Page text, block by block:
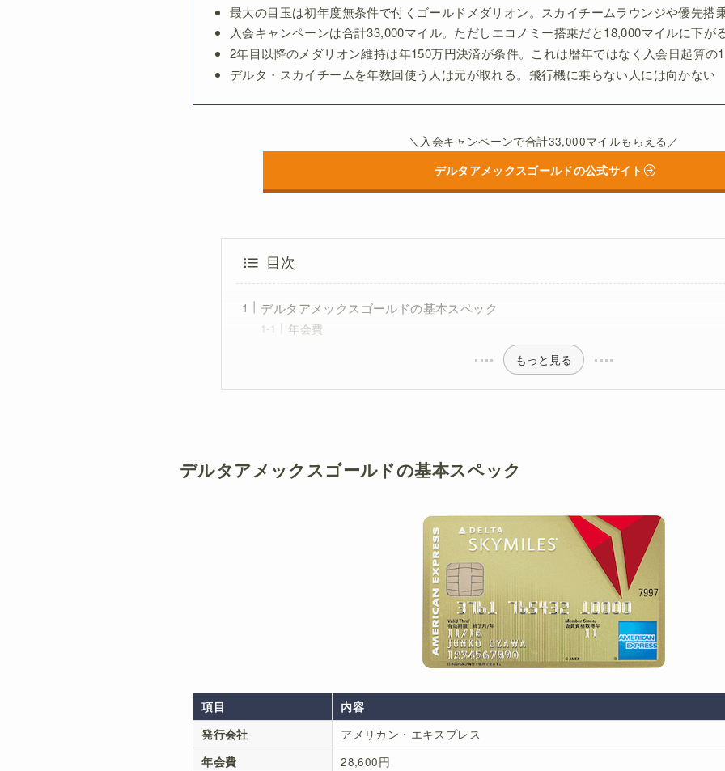
最大の目玉は初年度無条件で付くゴールドメダリオン。スカイチームラウンジや優先搭
入会キャンペーンは合計33,000マイル。ただしエコノミー搭乗だと18,000マイルに下が
2年目以降のメダリオン維持は年150万円決済が条件。これは暦年ではなく入会日起算の
デルタ・スカイチームを年数回使う人は元が取れる。飛行機に乗らない人には向かない
＼入会キャンペーンで合計33,000マイルもらえる／
デルタアメックスゴールドの公式サイト
目次
デルタアメックスゴールドの基本スペック
年会費
もっと見る
デルタアメックスゴールドの基本スペック
項目
内容
発行会社
アメリカン・エキスプレス
年会費
28,600円